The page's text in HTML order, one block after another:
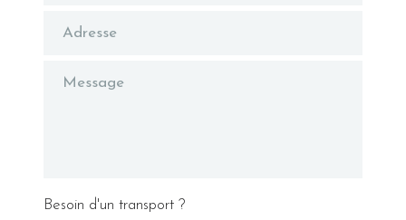
Besoin d'un transport ?